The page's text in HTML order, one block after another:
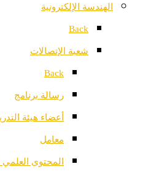
الهندسة الإلكترونية
Back
شعبة الإتصالات
Back
رسالة برنامج
أعضاء هيئة
معامل
المحتوى